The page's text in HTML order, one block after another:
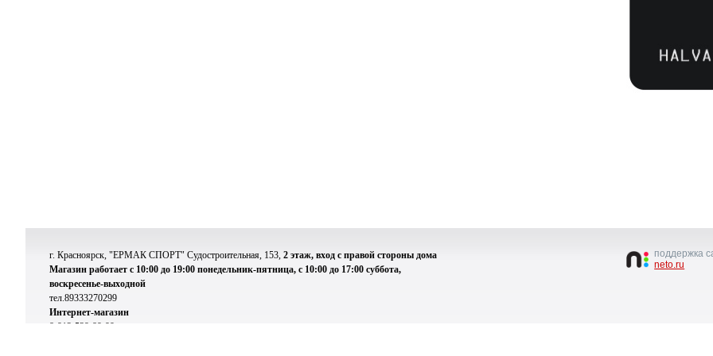
г. Красноярск, "ЕРМАК СПОРТ" Судостроительная, 153, 2 этаж, вход с правой стороны дома
Магазин работает с 10:00 до 19:00 понедельник-пятница, с 10:00 до 17:00 суббота,
воскресенье-выходной
тел.89333270299
Интернет-магазин
8-913-539-89-99
поддержка
neto.ru